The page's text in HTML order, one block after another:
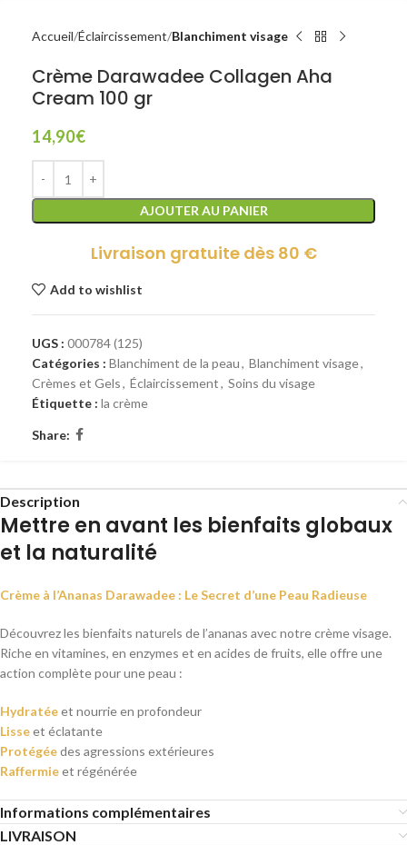
Accueil Éclaircissement Blanchiment visage
Crème Darawadee Collagen Aha
Cream 100 gr
14,90€
AJOUTER AU PANIER
Livraison gratuite dès 80 €
Add to wishlist
UGS : 000784 (125)
Catégories : Blanchiment de la peau, Blanchiment visage,
Crèmes et Gels, Éclaircissement, Soins du visage
Étiquette : la crème
Share:
Description
Mettre en avant les bienfaits globaux
et la naturalité
Crème à l’Ananas Darawadee : Le Secret d’une Peau Radieuse
Découvrez les bienfaits naturels de l’ananas avec notre crème visage.
Riche en vitamines, en enzymes et en acides de fruits, elle offre une
action complète pour une peau :
Hydratéeet nourrie en profondeur
Lisseet éclatante
Protégéedes agressions extérieures
Raffermieet régénérée
Informations complémentaires
LIVRAISON